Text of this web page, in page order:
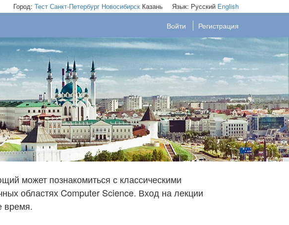
Город: Тест Санкт-Петербург Новосибирск Казань Язык: Русский English
Войти Регистрация
может познакомиться с классическими
областях Computer Science. Вход на лекции
время.